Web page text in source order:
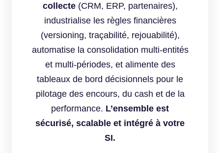
collecte(CRM, ERP, partenaires),
industrialise les règles financières
(versioning, traçabilité, rejouabilité),
automatise la consolidation multi-entités
et multi-périodes, et alimente des
tableaux de bord décisionnels pour le
pilotage des encours, du cash et de la
performance. L’ensemble est
sécurisé, scalable et intégré à votre
SI.